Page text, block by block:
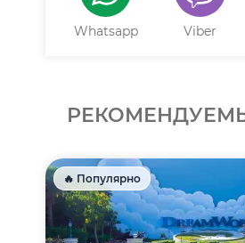
Whatsapp Viber
🔥 Популярно